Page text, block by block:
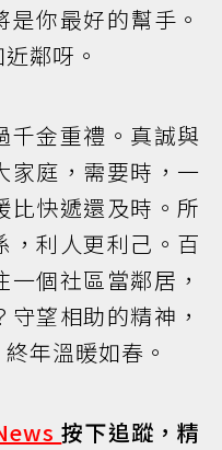
你最好的幫手。
鄰呀。
千金重禮。真誠與
家庭，需要時，一
比快遞還及時。所
，利人更利己。百
個社區當鄰居，
望相助的精神，
年溫暖如春。
按下追蹤，精